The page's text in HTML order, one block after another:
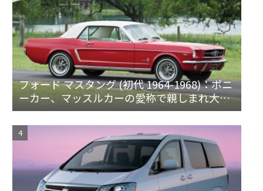
フォード マスタング (初代 1964-1968)：ポニ
ーカー、マッスルカーの愛称で親しまれ大ヒ
ット